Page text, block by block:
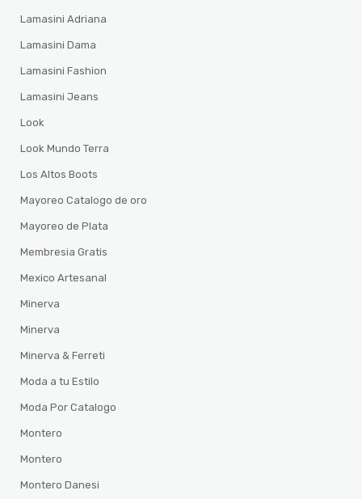
Lamasini Adriana
Lamasini Dama
Lamasini Fashion
Lamasini Jeans
Look
Look Mundo Terra
Los Altos Boots
Mayoreo Catalogo de oro
Mayoreo de Plata
Membresia Gratis
Mexico Artesanal
Minerva
Minerva
Minerva & Ferreti
Moda a tu Estilo
Moda Por Catalogo
Montero
Montero
Montero Danesi